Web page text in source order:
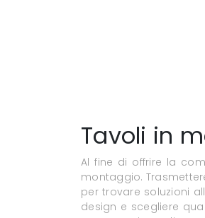
Tavoli in
Al fine di offrire la
montaggio.
per trovare soluzioni
design e scegliere